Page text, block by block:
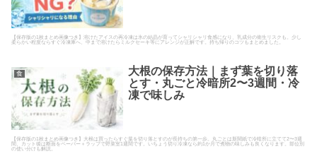
【保存版の1枚まとめ画像つき】溶けたアイスの再冷凍は氷の結晶が育ってシャリシャリ食感になり、乳成分の衛生リスクも。少し
柔らかい程度ならすぐ冷凍庫へ、中まで溶けたらミルクセーキ等にアレンジが正解です。持ち帰りのコツもまとめました。
食
大根の保存方法｜まず葉を切り落
とす・丸ごと冷暗所2〜3週間・冷
凍で味しみ
【保存版の1枚まとめ画像つき】大根は買ったらすぐ葉を切り落とすのが長持ちの第一歩。丸ごとは新聞紙で冷暗所に立てて2〜3週
間、カット後は断面をペーパー＋ラップで野菜室1週間です。いちょう切り冷凍なら約1か月で煮物の味しみも良くなります。部位別
の使い分けも解説。